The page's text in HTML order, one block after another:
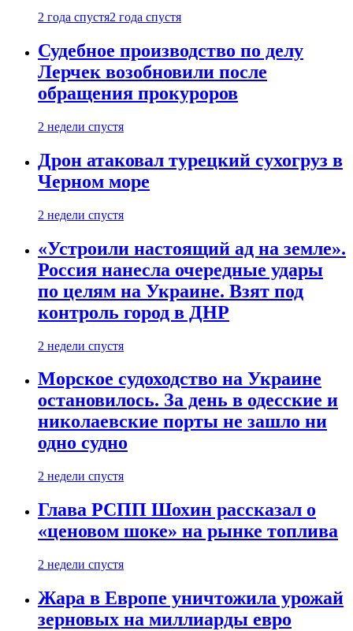
2 года спустя2 года спустя
Судебное производство по делу
Лерчек возобновили после
обращения прокуроров
2 недели спустя
Дрон атаковал турецкий сухогруз в
Черном море
2 недели спустя
«Устроили настоящий ад на земле».
Россия нанесла очередные удары
по целям на Украине. Взят под
контроль город в ДНР
2 недели спустя
Морское судоходство на Украине
остановилось. За день в одесские и
николаевские порты не зашло ни
одно судно
2 недели спустя
Глава РСПП Шохин рассказал о
«ценовом шоке» на рынке топлива
2 недели спустя
Жара в Европе уничтожила урожай
зерновых на миллиарды евро